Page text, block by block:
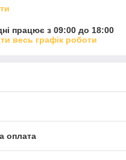
працює з 09:00 до 18:00
весь графік роботи
оплата